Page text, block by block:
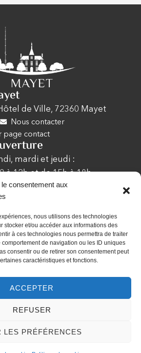
consentement aux
nous utilisons des technologies
stocker et/ou accéder aux informations des
à ces technologies nous permettra de traiter
de navigation ou les ID uniques
consentir ou de retirer son consentement peut
caractéristiques et fonctions.
ACCEPTER
REFUSER
LES PRÉFÉRENCES
de Ville, 72360 Mayet
Nous contacter
page contact
mardi et jeudi :
à 12h et de 15h à 18h
de 9h30 à 12h
9h30 à 12h et de 15h à 17h
et dimanche : Fermé
de confidentialité